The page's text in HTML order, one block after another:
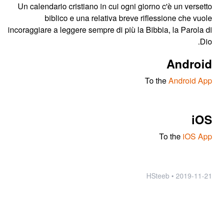
Un calendario cristiano in cui ogni giorno c'è un versetto
biblico e una relativa breve riflessione che vuole
incoraggiare a leggere sempre di più la Bibbia, la Parola di
Dio.
Android
To theAndroid App
iOS
To the iOS App
2019-11-21 • HSteeb